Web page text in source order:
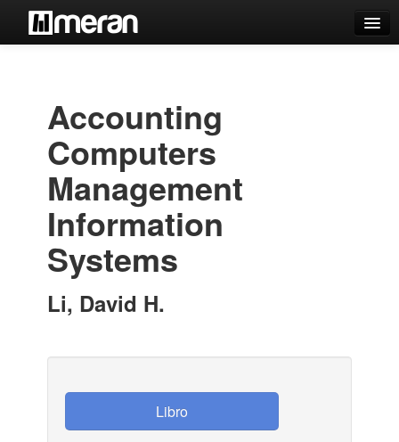
Estantes Virtuales
Contacto
Iniciar sesión
Accounting
Computers
Management
Information
Systems
Li, David H.